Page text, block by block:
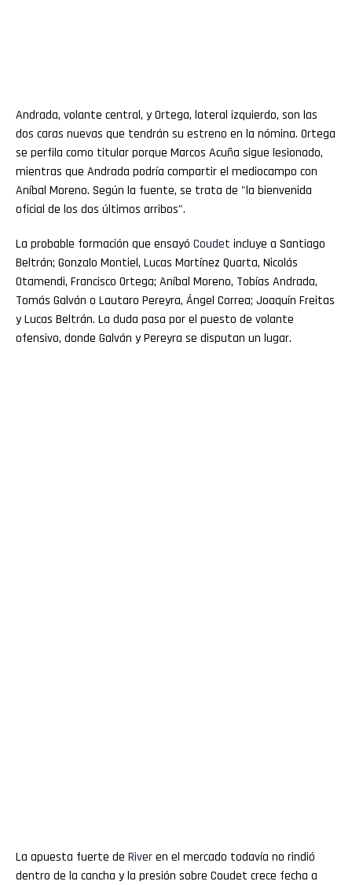
Andrada, volante central, y Ortega, lateral izquierdo, son las
dos caras nuevas que tendrán su estreno en la nómina. Ortega
se perfila como titular porque Marcos Acuña sigue lesionado,
mientras que Andrada podría compartir el mediocampo con
Aníbal Moreno. Según la fuente, se trata de "la bienvenida
oficial de los dos últimos arribos".
La probable formación que ensayó Coudet incluye a Santiago
Beltrán; Gonzalo Montiel, Lucas Martínez Quarta, Nicolás
Otamendi, Francisco Ortega; Aníbal Moreno, Tobías Andrada,
Tomás Galván o Lautaro Pereyra, Ángel Correa; Joaquín Freitas
y Lucas Beltrán. La duda pasa por el puesto de volante
ofensivo, donde Galván y Pereyra se disputan un lugar.
La apuesta fuerte de Riveren el mercado todavía no rindió
dentro de la cancha y la presión sobre Coudet crece fecha a